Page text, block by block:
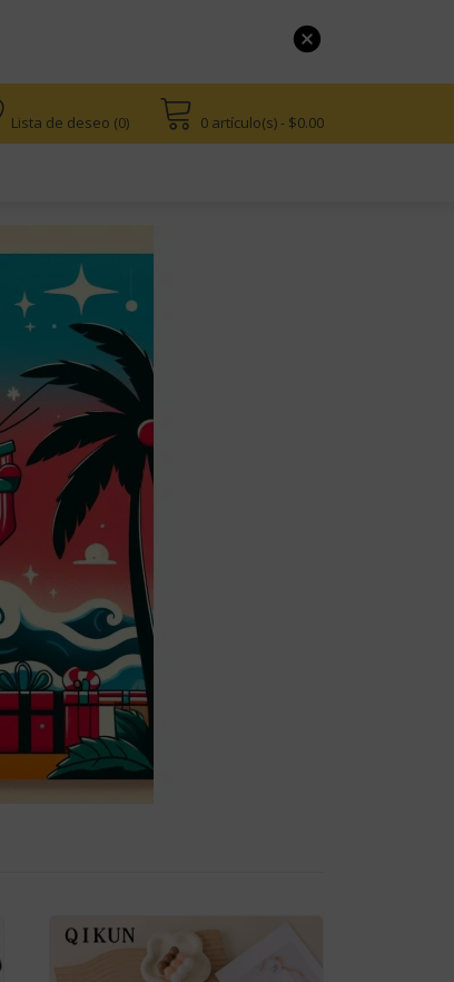
Lista de deseo (0) 0 artículo(s) - $0.00